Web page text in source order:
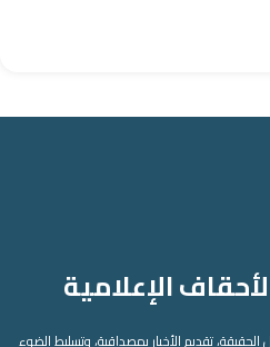
الإعلامية
تقديم الأخبار بمصداقية، وتسليط الضوء